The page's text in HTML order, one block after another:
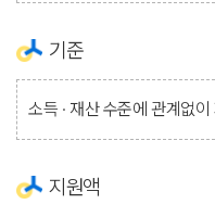
기준
소득 · 재산 수준에 관계없이
지원액